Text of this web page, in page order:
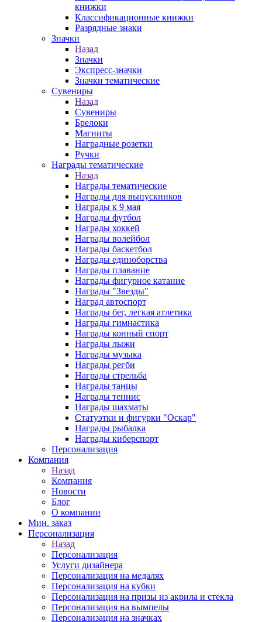
книжки
Классификационные книжки
Разрядные знаки
Значки
Назад
Значки
Экспресс-значки
Значки тематические
Сувениры
Назад
Сувениры
Брелоки
Магниты
Наградные розетки
Ручки
Награды тематические
Назад
Награды тематические
Награды для выпускников
Награды к 9 мая
Награды футбол
Награды хоккей
Награды волейбол
Награды баскетбол
Награды единоборства
Награды плавание
Награды фигурное катание
Награды "Звезды"
Наград автоспорт
Награды бег, легкая атлетика
Награды гимнастика
Награды конный спорт
Награды лыжи
Награды музыка
Награды регби
Награды стрельба
Награды танцы
Награды теннис
Награды шахматы
Статуэтки и фигурки "Оскар"
Награды рыбалка
Награды киберспорт
Персонализация
Компания
Назад
Компания
Новости
Блог
О компании
Мин. заказ
Персонализация
Назад
Персонализация
Услуги дизайнера
Персонализация на медалях
Персонализация на кубки
Персонализация на призы из акрила и стекла
Персонализация на вымпелы
Персонализация на значках